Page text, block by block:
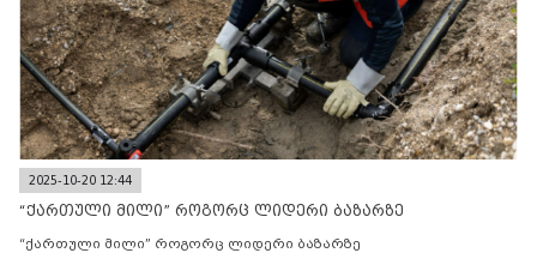
2025-10-20 12:44
“ქართული მილი” როგორც ლიდერი ბაზარზე
“ქართული მილი” როგორც ლიდერი ბაზარზე